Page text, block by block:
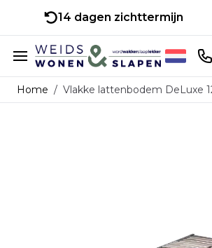
14 dagen zichttermijn
Ga naar de inhoud
Home / Vlakke lattenbodem DeLuxe